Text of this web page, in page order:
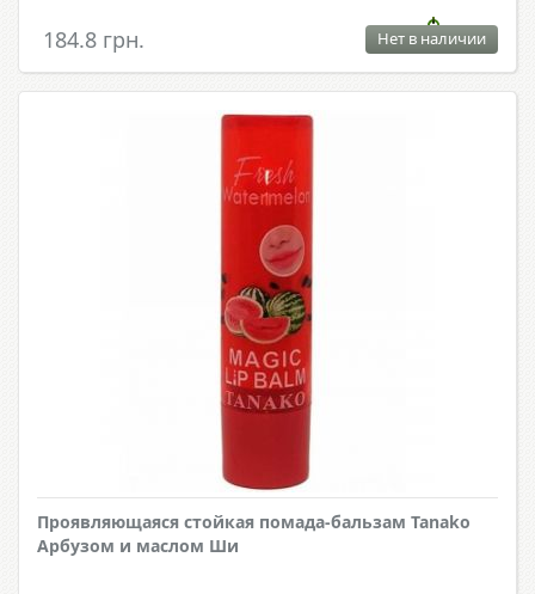
184.8 грн. Нет в наличии
Проявляющаяся стойкая помада-бальзам Tanako
Арбузом и маслом Ши